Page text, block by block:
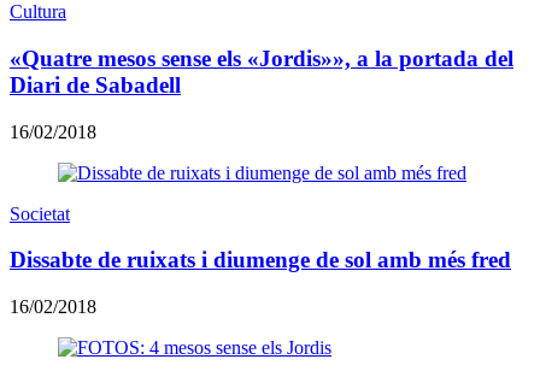
Cultura
«Quatre mesos sense els «Jordis»», a la portada del
Diari de Sabadell
16/02/2018
Societat
Dissabte de ruixats i diumenge de sol amb més fred
16/02/2018